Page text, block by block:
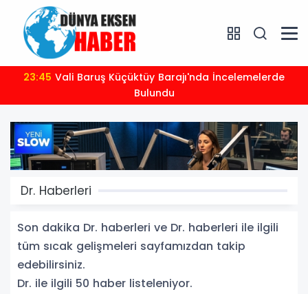
23:352026-2027 futbol sezonu öncesi spor güvenliği
masaya yatırıldı
Dr. Haberleri
Son dakika Dr. haberleri ve Dr. haberleri ile ilgili
tüm sıcak gelişmeleri sayfamızdan takip
edebilirsiniz.
Dr. ile ilgili 50 haber listeleniyor.